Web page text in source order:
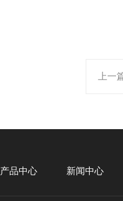
上一
产品中心 新闻中心